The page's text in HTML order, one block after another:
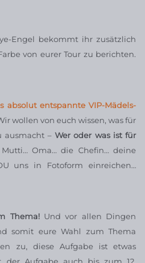
Engel bekommt ihr zusätzlich
von eurer Tour zu berichten.
entspannte VIP-Mädels-
wollen von euch wissen, was für
ausmacht –Wer oder was ist für
Oma… die Chefin… deine
uns in Fotoform einreichen…
Thema!Und vor allen Dingen
somit eure Wahl zum Thema
zu, diese Aufgabe ist etwas